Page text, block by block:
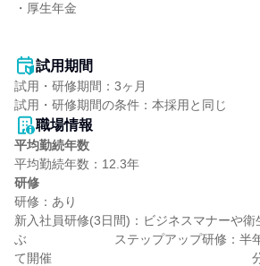
・厚生年金
試用期間
試用・研修期間：3ヶ月
職場情報
平均勤続年数
研修
研修：あり
新入社員研修(3日間)：ビジネスマナーや
ぶ　　　　　　　ステップアップ研修：半
て開催　　　　　　　　　　　　　　　　